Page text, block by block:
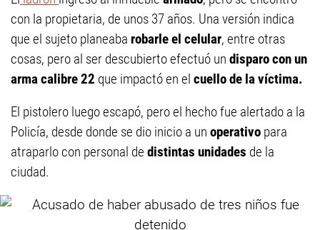
con la propietaria, de unos 37 años. Una versión indica
que el sujeto planeaba robarle el celular, entre otras
cosas, pero al ser descubierto efectuó un disparo con un
arma calibre 22 que impactó en el cuello de la víctima.
El pistolero luego escapó, pero el hecho fue alertado a la
Policía, desde donde se dio inicio a un operativo para
atraparlo con personal de distintas unidades de la
ciudad.